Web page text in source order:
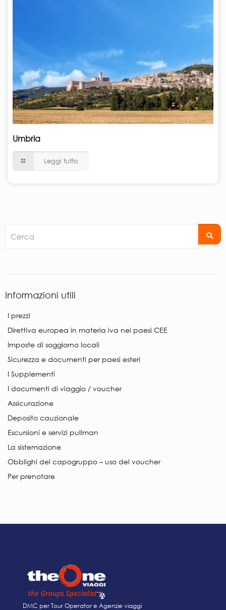
Umbria
Leggi tutto
Informazioni utili
I prezzi
Direttiva europea in materia iva nei paesi CEE
Imposte di soggiorno locali
Sicurezza e documenti per paesi esteri
I Supplementi
I documenti di viaggio / voucher
Assicurazione
Deposito cauzionale
Escursioni e servizi pullman
La sistemazione
Obblighi del capogruppo – uso del voucher
Per prenotare
DMC per Tour Operator e Agenzie viaggi